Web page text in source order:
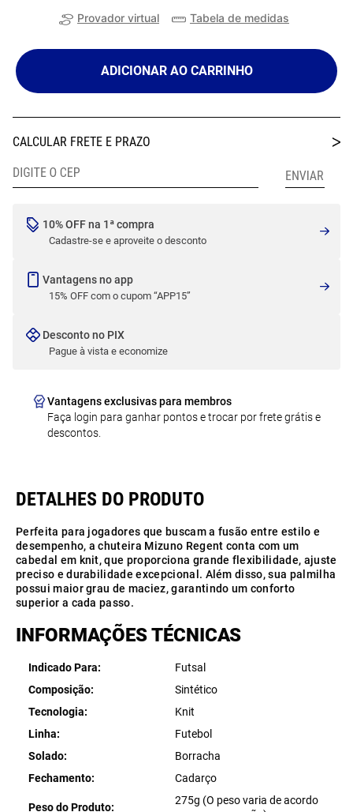
Provador virtual Tabela de medidas
ADICIONAR AO CARRINHO
10% OFF na 1ª compra
Cadastre-se e aproveite o desconto
Vantagens no app
15% OFF com o cupom “APP15”
Desconto no PIX
Pague à vista e economize
Vantagens exclusivas para membros
Faça login para ganhar pontos e trocar por frete grátis e
descontos.
Perfeita para jogadores que buscam a fusão entre estilo e
desempenho, a chuteira Mizuno Regent conta com um
cabedal em knit, que proporciona grande flexibilidade, ajuste
preciso e durabilidade excepcional. Além disso, sua palmilha
possui maior grau de maciez, garantindo um conforto
superior a cada passo.
INFORMAÇÕES TÉCNICAS
Indicado Para
Futsal
Composição
Sintético
Tecnologia
Knit
Linha
Futebol
Solado
Borracha
Fechamento
Cadarço
Peso do Produto
275g (O peso varia de acordo